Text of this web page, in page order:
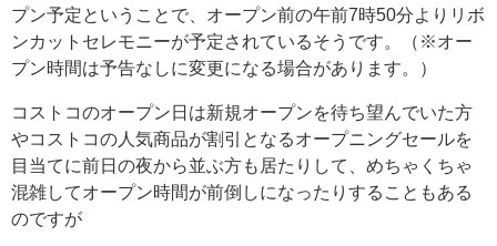
プン予定ということで、オープン前の午前7時50分よりリボ
ンカットセレモニーが予定されているそうです。（※オー
プン時間は予告なしに変更になる場合があります。）
コストコのオープン日は新規オープンを待ち望んでいた方
やコストコの人気商品が割引となるオープニングセールを
目当てに前日の夜から並ぶ方も居たりして、めちゃくちゃ
混雑してオープン時間が前倒しになったりすることもある
のですが